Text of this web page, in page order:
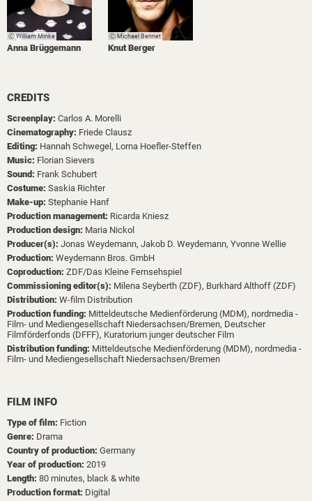
Ⓒ William Minke
Anna Brüggemann
Ⓒ Michael Bennet
Knut Berger
CREDITS
Screenplay: Carlos A. Morelli
Cinematography: Friede Clausz
Editing: Hannah Schwegel, Lorna Hoefler-Steffen
Music: Florian Sievers
Sound: Frank Schubert
Costume: Saskia Richter
Make-up: Stephanie Hanf
Production management: Ricarda Kniesz
Production design: Maria Nickol
Producer(s): Jonas Weydemann, Jakob D. Weydemann, Yvonne Wellie
Production: Weydemann Bros. GmbH
Coproduction: ZDF/Das Kleine Fernsehspiel
Commissioning editor(s): Milena Seyberth (ZDF), Burkhard Althoff (ZDF)
Distribution: W-film Distribution
Production funding: Mitteldeutsche Medienförderung (MDM), nordmedia -
Film- und Mediengesellschaft Niedersachsen/Bremen, Deutscher
Filmförderfonds (DFFF), Kuratorium junger deutscher Film
Distribution funding: Mitteldeutsche Medienförderung (MDM), nordmedia -
Film- und Mediengesellschaft Niedersachsen/Bremen
FILM INFO
Type of film: Fiction
Genre: Drama
Country of production: Germany
Year of production: 2019
Length: 80 minutes, black & white
Production format: Digital